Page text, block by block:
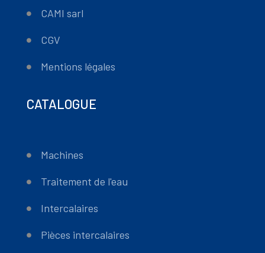
CAMI sarl
CGV
Mentions légales
CATALOGUE
Machines
Traitement de l'eau
Intercalaires
Pièces intercalaires